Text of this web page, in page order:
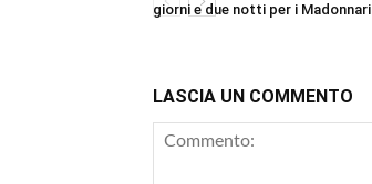
giorni e due notti per i Madonnari
LASCIA UN COMMENTO